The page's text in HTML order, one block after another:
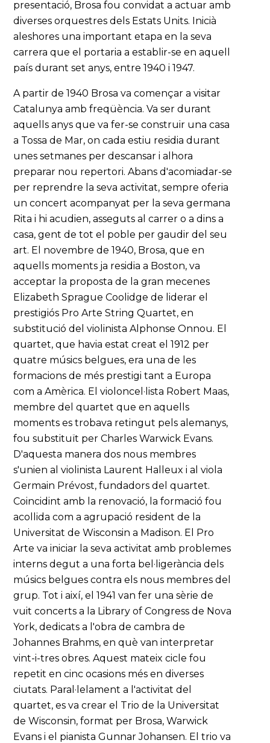
presentació, Brosa fou convidat a actuar amb
diverses orquestres dels Estats Units. Inicià
aleshores una important etapa en la seva
carrera que el portaria a establir-se en aquell
país durant set anys, entre 1940 i 1947.
A partir de 1940 Brosa va començar a visitar
Catalunya amb freqüència. Va ser durant
aquells anys que va fer-se construir una casa
a Tossa de Mar, on cada estiu residia durant
unes setmanes per descansar i alhora
preparar nou repertori. Abans d'acomiadar-se
per reprendre la seva activitat, sempre oferia
un concert acompanyat per la seva germana
Rita i hi acudien, asseguts al carrer o a dins a
casa, gent de tot el poble per gaudir del seu
art. El novembre de 1940, Brosa, que en
aquells moments ja residia a Boston, va
acceptar la proposta de la gran mecenes
Elizabeth Sprague Coolidge de liderar el
prestigiós Pro Arte String Quartet, en
substitució del violinista Alphonse Onnou. El
quartet, que havia estat creat el 1912 per
quatre músics belgues, era una de les
formacions de més prestigi tant a Europa
com a Amèrica. El violoncel·lista Robert Maas,
membre del quartet que en aquells
moments es trobava retingut pels alemanys,
fou substituït per Charles Warwick Evans.
D'aquesta manera dos nous membres
s'unien al violinista Laurent Halleux i al viola
Germain Prévost, fundadors del quartet.
Coincidint amb la renovació, la formació fou
acollida com a agrupació resident de la
Universitat de Wisconsin a Madison. El Pro
Arte va iniciar la seva activitat amb problemes
interns degut a una forta bel·ligerància dels
músics belgues contra els nous membres del
grup. Tot i així, el 1941 van fer una sèrie de
vuit concerts a la Library of Congress de Nova
York, dedicats a l'obra de cambra de
Johannes Brahms, en què van interpretar
vint-i-tres obres. Aquest mateix cicle fou
repetit en cinc ocasions més en diverses
ciutats. Paral·lelament a l'activitat del
quartet, es va crear el Trio de la Universitat
de Wisconsin, format per Brosa, Warwick
Evans i el pianista Gunnar Johansen. El trio va